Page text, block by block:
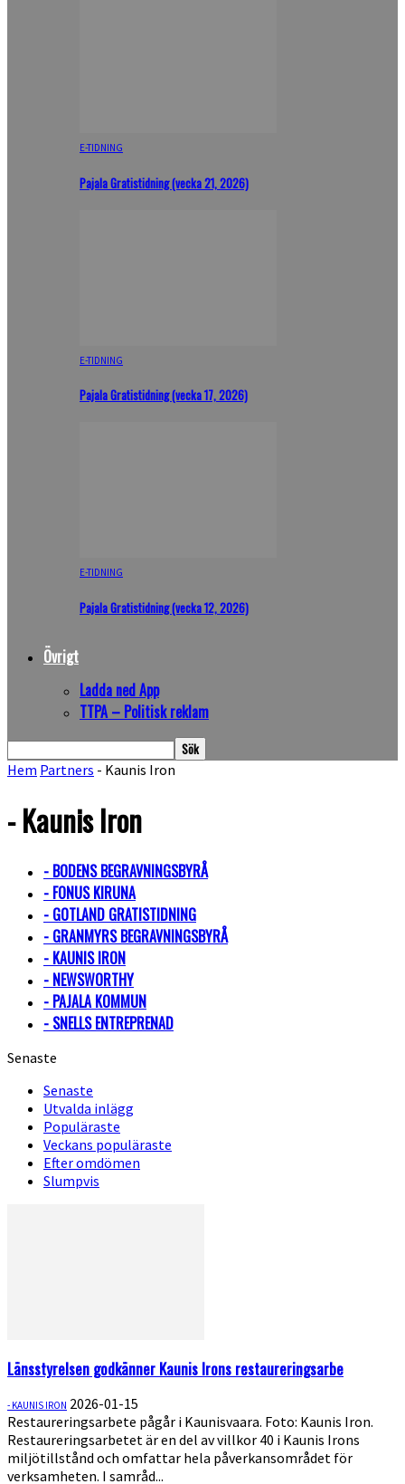
E-TIDNING
Pajala Gratistidning (vecka 21, 2026)
E-TIDNING
Pajala Gratistidning (vecka 17, 2026)
E-TIDNING
Pajala Gratistidning (vecka 12, 2026)
Övrigt
Ladda ned App
TTPA – Politisk reklam
Hem Partners - Kaunis Iron
- Kaunis Iron
- BODENS BEGRAVNINGSBYRÅ
- FONUS KIRUNA
- GOTLAND GRATISTIDNING
- GRANMYRS BEGRAVNINGSBYRÅ
- KAUNIS IRON
- NEWSWORTHY
- PAJALA KOMMUN
- SNELLS ENTREPRENAD
Senaste
Senaste
Utvalda inlägg
Populäraste
Veckans populäraste
Efter omdömen
Slumpvis
Länsstyrelsen godkänner Kaunis Irons restaureringsarbe
- KAUNIS IRON 2026-01-15
Restaureringsarbete pågår i Kaunisvaara. Foto: Kaunis Iron.
Restaureringsarbetet är en del av villkor 40 i Kaunis Irons
miljötillstånd och omfattar hela påverkansområdet för
verksamheten. I samråd...